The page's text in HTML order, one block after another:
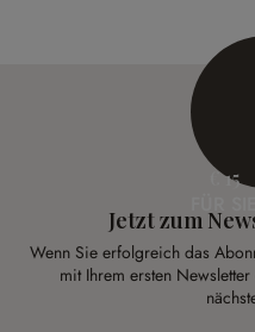
€ 15
Jetzt zum
Wenn Sie erfolgreich das
mit Ihrem ersten